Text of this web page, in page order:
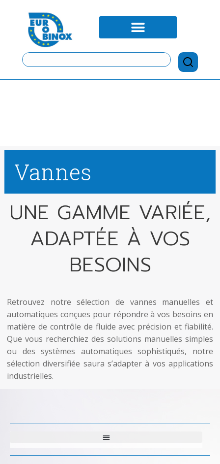
Vannes
UNE GAMME VARIÉE,
ADAPTÉE À VOS
BESOINS
Retrouvez notre sélection de vannes manuelles et
automatiques conçues pour répondre à vos besoins en
matière de contrôle de fluide avec précision et fiabilité.
Que vous recherchiez des solutions manuelles simples
ou des systèmes automatiques sophistiqués, notre
sélection diversifiée saura s’adapter à vos applications
industrielles.